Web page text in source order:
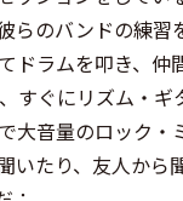
らのバンドの練習
ドラムを叩き、仲
すぐにリズム・ギ
大音量のロック・
いたり、友人から